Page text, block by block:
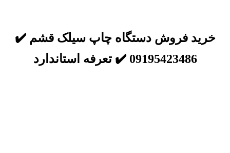
خرید فروش دستگاه چاپ سیلک قشم ✔️
09195423486 ✔️ تعرفه استاندارد